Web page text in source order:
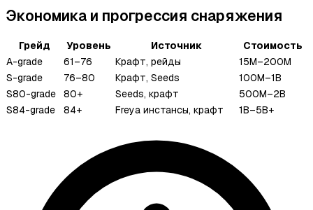
Экономика и прогрессия снаряжения
Грейд Уровень Источник
Стоимость
A-grade
61–76 Крафт, рейды
15M–200M
S-grade
76–80 Крафт, Seeds
100M–1B
S80-grade
80+ Seeds, крафт
500M–2B
S84-grade
84+ Freya инстансы, крафт 1B–5B+